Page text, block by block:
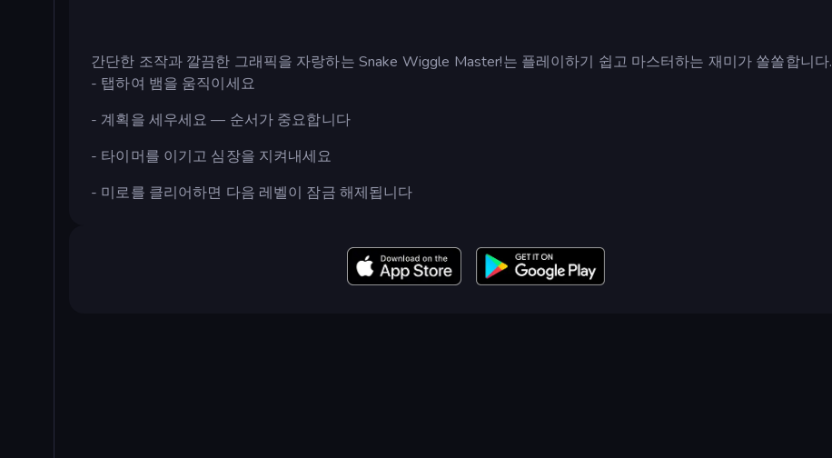
간단한 조작과 깔끔한 그래픽을 자랑하는 Snake Wiggle Master!는 플레이하기 쉽고 마스터하는 재미가 쏠쏠합니다.
- 탭하여 뱀을 움직이세요
- 계획을 세우세요 — 순서가 중요합니다
- 타이머를 이기고 심장을 지켜내세요
- 미로를 클리어하면 다음 레벨이 잠금 해제됩니다